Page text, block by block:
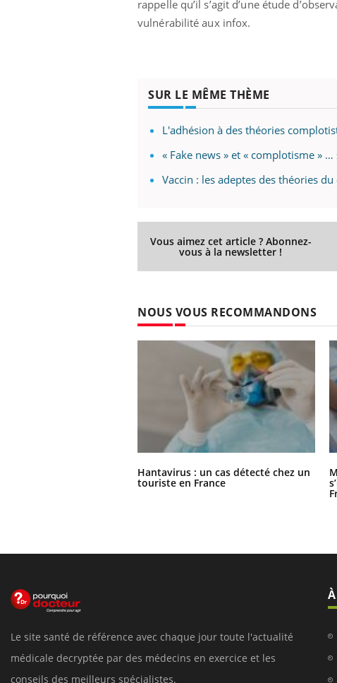
rappelle qu’il s’agit d’une étude
vulnérabilité aux infox.
SUR LE MÊME THÈME
L'adhésion à des théories
« Fake news » et « complotisme »
Vaccin : les adeptes des théories
Vous aimez cet article ? Abonnez-
vous à la newsletter !
NOUS VOUS RECOMMANDONS
Hantavirus : un cas détecté chez un
touriste en France
Le site santé de référence avec chaque jour toute l'actualité
médicale decryptée par des médecins en exercice et les
conseils des meilleurs spécialistes.